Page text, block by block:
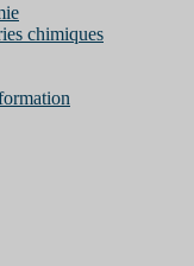
chimiques